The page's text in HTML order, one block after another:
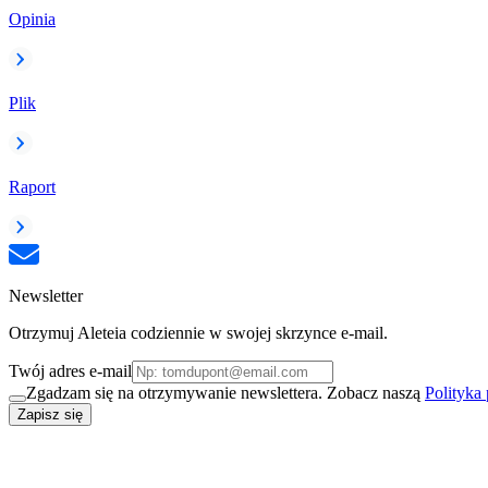
Opinia
Plik
Raport
Newsletter
Otrzymuj Aleteia codziennie w swojej skrzynce e-mail.
Twój adres e-mail
Zgadzam się na otrzymywanie newslettera. Zobacz naszą Polityka
Zapisz się